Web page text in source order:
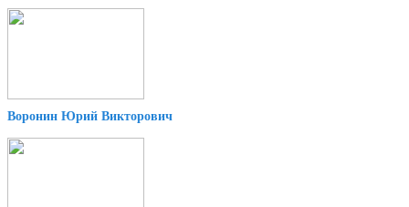
Воронин Юрий Викторович